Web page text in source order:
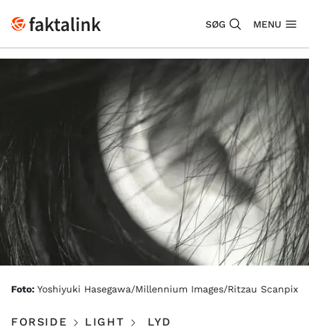
SØG MENU
Foto: Yoshiyuki Hasegawa/Millennium Images/Ritzau Scanpix
FORSIDE LIGHT LYD